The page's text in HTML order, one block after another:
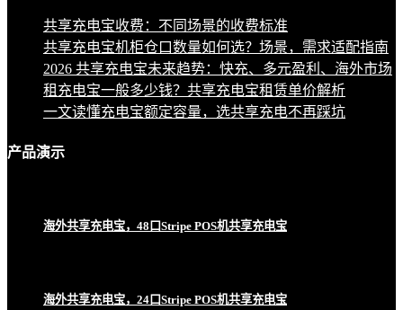
共享充电宝收费：不同场景的收费标准
共享充电宝机柜仓口数量如何选？场景，需求适配指南
2026 共享充电宝未来趋势：快充、多元盈利、海外市场
租充电宝一般多少钱？共享充电宝租赁单价解析
一文读懂充电宝额定容量，选共享充电不再踩坑
产品演示
海外共享充电宝，48口Stripe POS机共享充电宝
海外共享充电宝，24口Stripe POS机共享充电宝